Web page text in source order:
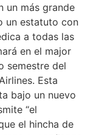
un más grande
un estatuto con
a todas las
en el major
semestre del
Esta
bajo un nuevo
“el
el hincha de